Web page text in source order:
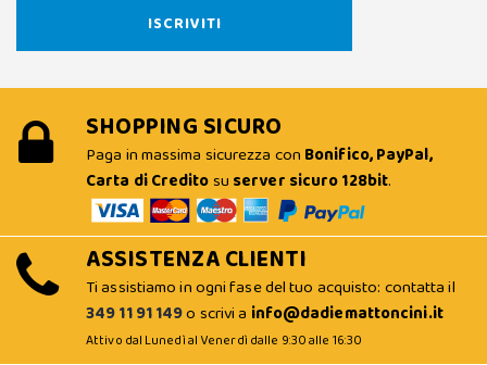
SHOPPING SICURO
Paga in massima sicurezza con Bonifico, PayPal,
Carta di Creditosu server sicuro 128bit.
ASSISTENZA CLIENTI
Ti assistiamo in ogni fase del tuo acquisto: contatta il
349 11 91 149o scrivi a info@dadiemattoncini.it
Attivo dal Lunedì al Venerdì dalle 9:30 alle 16:30